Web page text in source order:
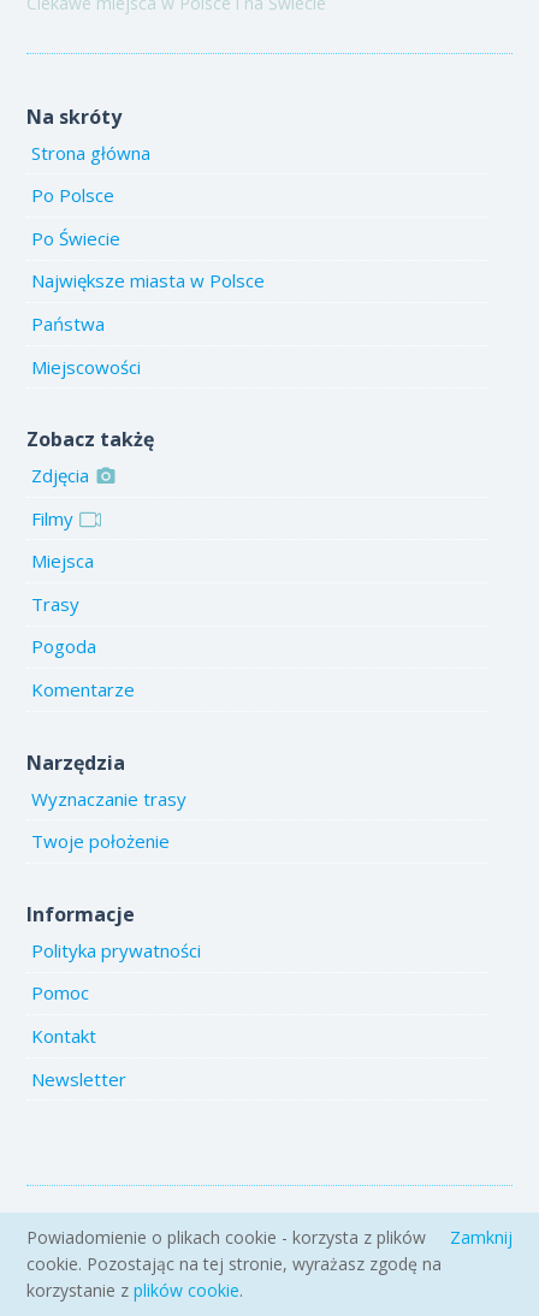
Na skróty
Strona główna
Po Polsce
Po Świecie
Największe miasta w Polsce
Państwa
Miejscowości
Zobacz takżę
Zdjęcia
Filmy
Miejsca
Trasy
Pogoda
Komentarze
Narzędzia
Wyznaczanie trasy
Twoje położenie
Informacje
Polityka prywatności
Pomoc
Kontakt
Newsletter
Copyright 2005-2026 www.emiejsca.pl. Kopiowanie treści i zdjęć
zabronione.
Powiadomienie o plikach cookie - korzysta z plików
cookie. Pozostając na tej stronie, wyrażasz zgodę na
korzystanie zplików cookie.
Zamknij